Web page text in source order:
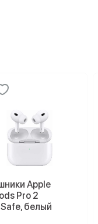
Apple
Pro 2
белый